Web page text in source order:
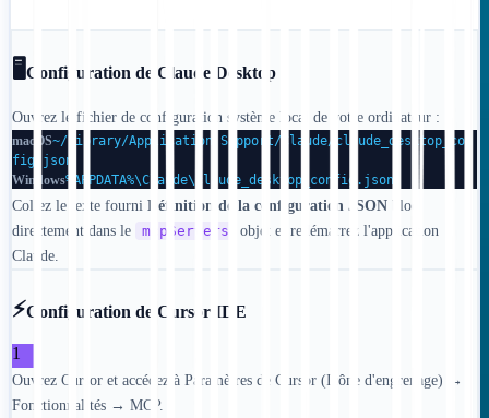
🖥️ Configuration de Claude Desktop
Ouvrez le fichier de configuration système local de votre ordinateur :
macOS~/Library/Application Support/Claude/claude_desktop_con
fig.json
Windows%APPDATA%\Claude\claude_desktop_config.json
Collez le texte fourni Définition de la configuration JSON bloc
directement dans le
mcpServers
objet et redémarrez l'application
Claude.
⚡Configuration de Cursor IDE
1
Ouvrez Cursor et accédez à Paramètres de Cursor (Icône d'engrenage) →
Fonctionnalités → MCP.